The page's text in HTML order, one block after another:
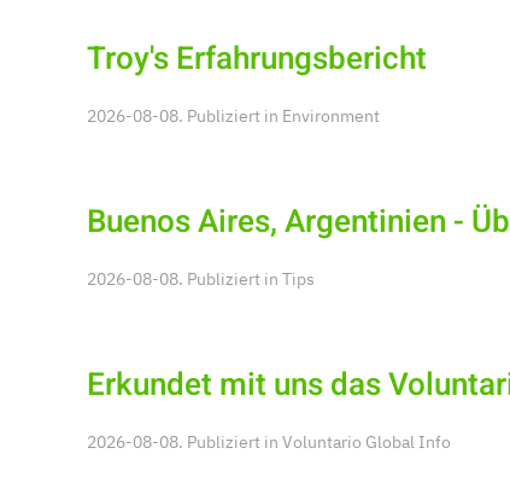
Troy's Erfahrungsbericht
2026-08-08. Publiziert in Environment
Buenos Aires, Argentinien -
2026-08-08. Publiziert in Tips
Erkundet mit uns das
2026-08-08. Publiziert in Voluntario Global Info